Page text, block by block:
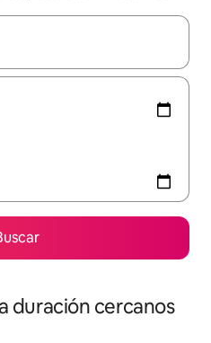
disponibles, navegá con las
duración cercanos